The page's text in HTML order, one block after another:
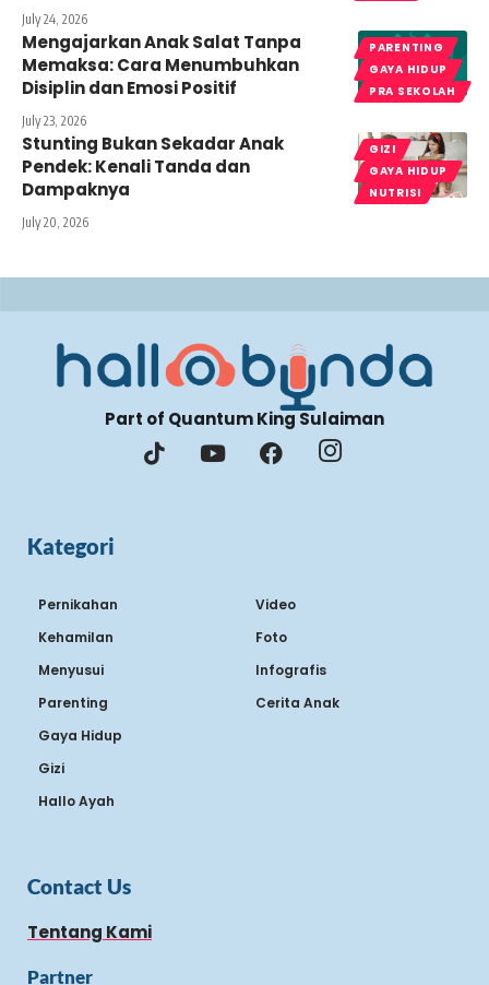
July 24, 2026
PARENTING
GAYA HIDUP
PRA SEKOLAH
Mengajarkan Anak Salat Tanpa
Memaksa: Cara Menumbuhkan
Disiplin dan Emosi Positif
July 23, 2026
GIZI
GAYA HIDUP
NUTRISI
Stunting Bukan Sekadar Anak
Pendek: Kenali Tanda dan
Dampaknya
July 20, 2026
Part of Quantum King Sulaiman
Kategori
Pernikahan
Kehamilan
Menyusui
Parenting
Gaya Hidup
Gizi
Hallo Ayah
Video
Foto
Infografis
Cerita Anak
Contact Us
Tentang Kami
Partner